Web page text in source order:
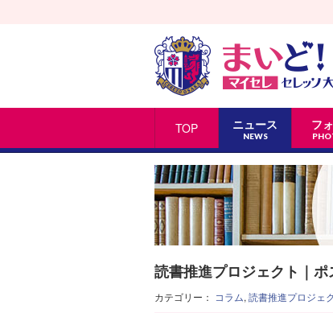
TOP ニュース
NEWS
フ
読書推進プロジェクト｜ポ
カテゴリー： コラム, 読書推進プロジェ